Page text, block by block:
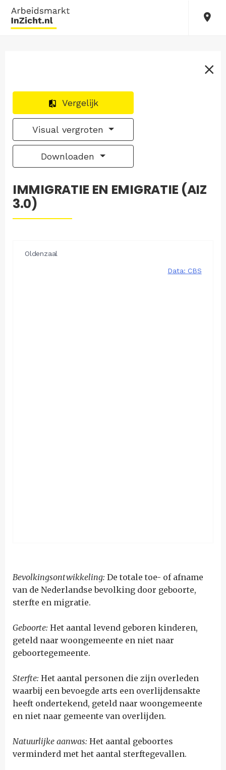
Vergelijk
Visual vergroten
Downloaden
IMMIGRATIE EN EMIGRATIE (AIZ
3.0)
Bevolkingsontwikkeling: De totale toe- of afname
van de Nederlandse bevolking door geboorte,
sterfte en migratie.
Geboorte: Het aantal levend geboren kinderen,
geteld naar woongemeente en niet naar
geboortegemeente.
Sterfte: Het aantal personen die zijn overleden
waarbij een bevoegde arts een overlijdensakte
heeft ondertekend, geteld naar woongemeente
en niet naar gemeente van overlijden.
Natuurlijke aanwas: Het aantal geboortes
verminderd met het aantal sterftegevallen.